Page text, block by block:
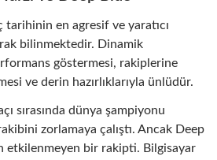
en agresif ve yaratıcı
bilinmektedir. Dinamik
göstermesi, rakiplerine
ve derin hazırlıklarıyla ünlüdür.
sırasında dünya şampiyonu
zorlamaya çalıştı. Ancak Deep
etkilenmeyen bir rakipti. Bilgisayar